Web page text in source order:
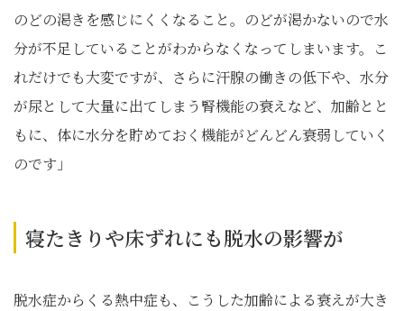
のどの渇きを感じにくくなること。のどが渇かないので水
分が不足していることがわからなくなってしまいます。こ
れだけでも大変ですが、さらに汗腺の働きの低下や、水分
が尿として大量に出てしまう腎機能の衰えなど、加齢とと
もに、体に水分を貯めておく機能がどんどん衰弱していく
のです」
寝たきりや床ずれにも脱水の影響が
脱水症からくる熱中症も、こうした加齢による衰えが大き